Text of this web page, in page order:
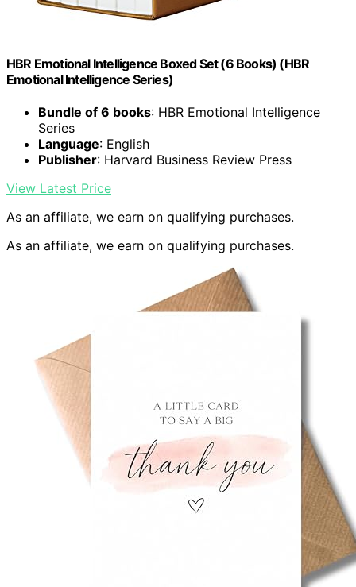
HBR Emotional Intelligence Boxed Set (6 Books) (HBR
Emotional Intelligence Series)
Bundle of 6 books: HBR Emotional Intelligence
Series
Language: English
Publisher: Harvard Business Review Press
View Latest Price
As an affiliate, we earn on qualifying purchases.
As an affiliate, we earn on qualifying purchases.